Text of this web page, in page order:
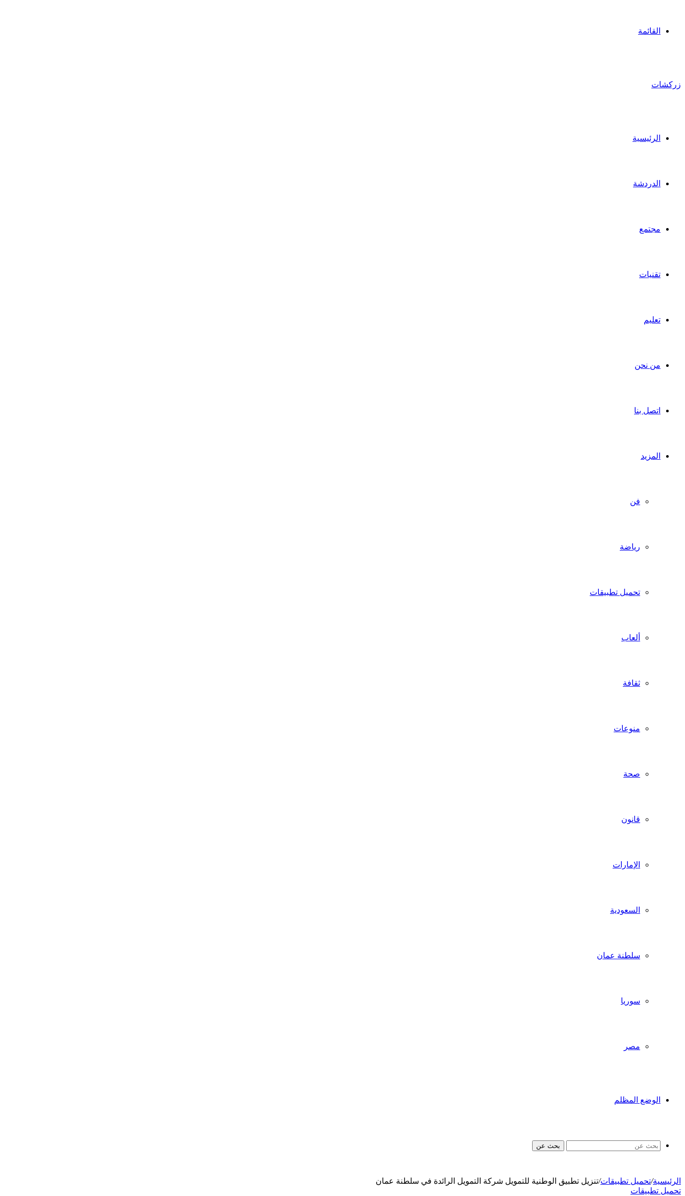
القائمة
زركشات
الرئيسية
الدردشة
مجتمع
تقنيات
تعليم
من نحن
اتصل بنا
المزيد
فن
رياضة
تحميل تطبيقات
ألعاب
ثقافة
منوعات
صحة
قانون
الإمارات
السعودية
سلطنة عمان
سوريا
مصر
الوضع المظلم
بحث عن
الرئيسية/تحميل تطبيقات/تنزيل تطبيق الوطنية للتمويل شركة التمويل الرائدة في سلطنة عمان
تحميل تطبيقات